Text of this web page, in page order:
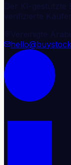
Der KI-gestützte
verifizierte
Vereinigte